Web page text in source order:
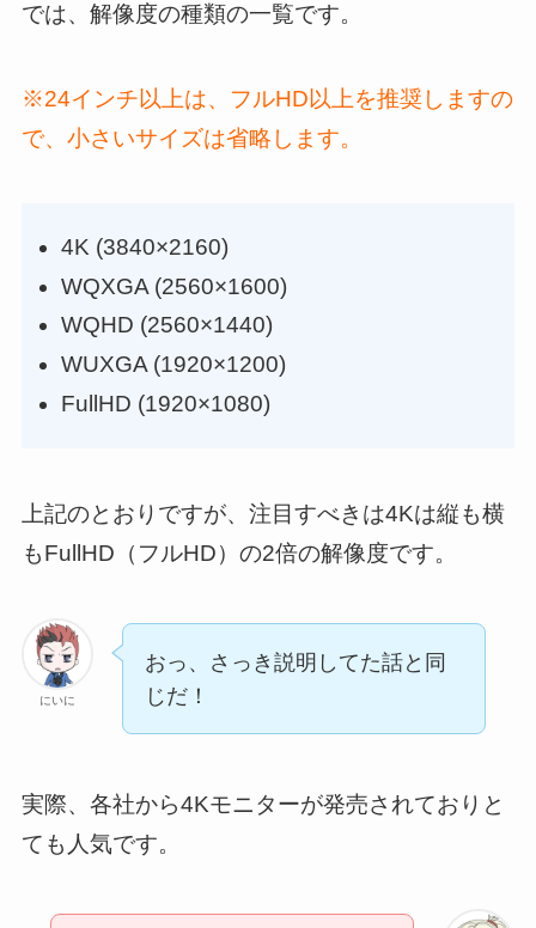
では、解像度の種類の一覧です。
※24インチ以上は、フルHD以上を推奨しますの
で、小さいサイズは省略します。
4K (3840×2160)
WQXGA (2560×1600)
WQHD (2560×1440)
WUXGA (1920×1200)
FullHD (1920×1080)
上記のとおりですが、注目すべきは4Kは縦も横
もFullHD（フルHD）の2倍の解像度です。
にいに
おっ、さっき説明してた話と同
じだ！
実際、各社から4Kモニターが発売されておりと
ても人気です。